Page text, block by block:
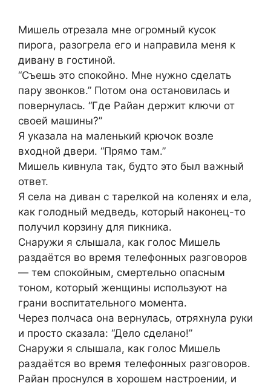
Мишель отрезала мне огромный кусок
пирога, разогрела его и направила меня к
дивану в гостиной.
“Съешь это спокойно. Мне нужно сделать
пару звонков.” Потом она остановилась и
повернулась. “Где Райан держит ключи от
своей машины?”
Я указала на маленький крючок возле
входной двери. “Прямо там.”
Мишель кивнула так, будто это был важный
ответ.
Я села на диван с тарелкой на коленях и ела,
как голодный медведь, который наконец-то
получил корзину для пикника.
Снаружи я слышала, как голос Мишель
раздаётся во время телефонных разговоров
— тем спокойным, смертельно опасным
тоном, который женщины используют на
грани воспитательного момента.
Через полчаса она вернулась, отряхнула руки
и просто сказала: “Дело сделано!”
Снаружи я слышала, как голос Мишель
раздаётся во время телефонных разговоров.
Райан проснулся в хорошем настроении, и